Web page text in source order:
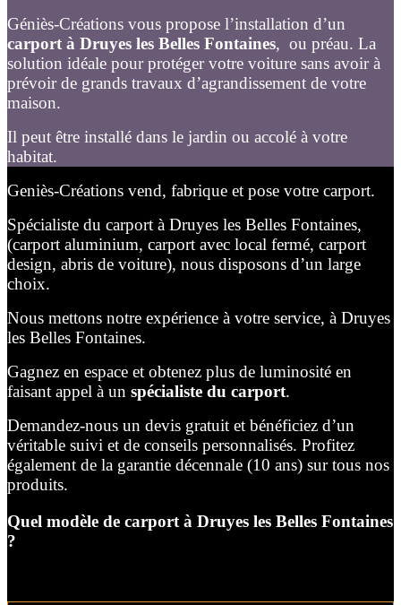
Géniès-Créations vous propose l’installation d’un
carport à Druyes les Belles Fontaines, ou préau. La
solution idéale pour protéger votre voiture sans avoir à
prévoir de grands travaux d’agrandissement de votre
maison.
Il peut être installé dans le jardin ou accolé à votre
habitat.
Geniès-Créations vend, fabrique et pose votre carport.
Spécialiste du carport à Druyes les Belles Fontaines,
(carport aluminium, carport avec local fermé, carport
design, abris de voiture), nous disposons d’un large
choix.
Nous mettons notre expérience à votre service, à Druyes
les Belles Fontaines.
Gagnez en espace et obtenez plus de luminosité en
faisant appel à un spécialiste du carport.
Demandez-nous un devis gratuit et bénéficiez d’un
véritable suivi et de conseils personnalisés. Profitez
également de la garantie décennale (10 ans) sur tous nos
produits.
Quel modèle de carport à Druyes les Belles Fontaines
?